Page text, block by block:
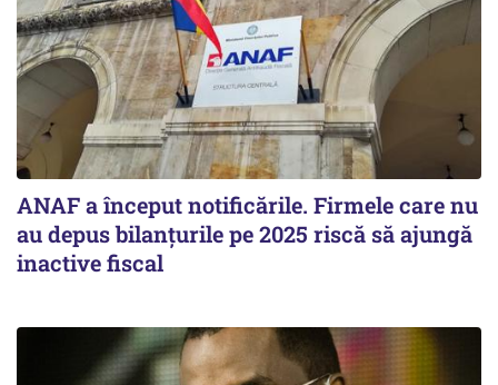
ANAF a început notificările. Firmele care nu
au depus bilanțurile pe 2025 riscă să ajungă
inactive fiscal